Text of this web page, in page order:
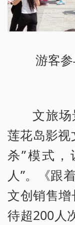
游客
文旅
莲花岛影视
杀”模式，
人”。《跟
文创销售
待超200人